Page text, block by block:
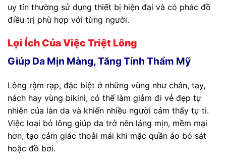
uy tín thường sử dụng thiết bị hiện đại và có phác đồ
điều trị phù hợp với từng người.
Lợi Ích Của Việc Triệt Lông
Giúp Da Mịn Màng, Tăng Tính Thẩm Mỹ
Lông rậm rạp, đặc biệt ở những vùng như chân, tay,
nách hay vùng bikini, có thể làm giảm đi vẻ đẹp tự
nhiên của làn da và khiến nhiều người cảm thấy tự ti.
Việc loại bỏ lông giúp da trở nên láng mịn, mềm mại
hơn, tạo cảm giác thoải mái khi mặc quần áo bó sát
hoặc đồ bơi.